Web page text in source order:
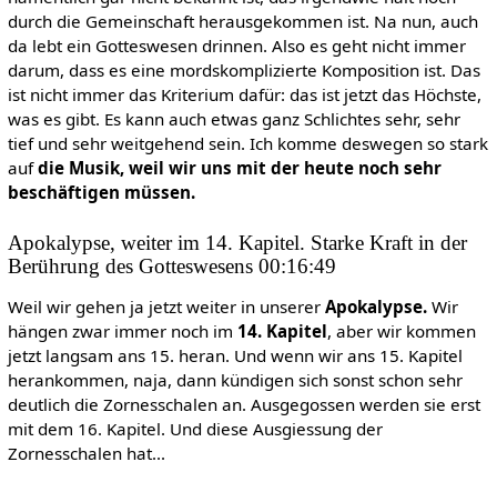
durch die Gemeinschaft herausgekommen ist. Na nun, auch
da lebt ein Gotteswesen drinnen. Also es geht nicht immer
darum, dass es eine mordskomplizierte Komposition ist. Das
ist nicht immer das Kriterium dafür: das ist jetzt das Höchste,
was es gibt. Es kann auch etwas ganz Schlichtes sehr, sehr
tief und sehr weitgehend sein. Ich komme deswegen so stark
aufdie Musik, weil wir uns mit der heute noch sehr
beschäftigen müssen.
Apokalypse, weiter im 14. Kapitel. Starke Kraft in der
Berührung des Gotteswesens 00:16:49
Weil wir gehen ja jetzt weiter in unserer Apokalypse.Wir
hängen zwar immer noch im 14. Kapitel, aber wir kommen
jetzt langsam ans 15. heran. Und wenn wir ans 15. Kapitel
herankommen, naja, dann kündigen sich sonst schon sehr
deutlich die Zornesschalen an. Ausgegossen werden sie erst
mit dem 16. Kapitel. Und diese Ausgiessung der
Zornesschalen hat...